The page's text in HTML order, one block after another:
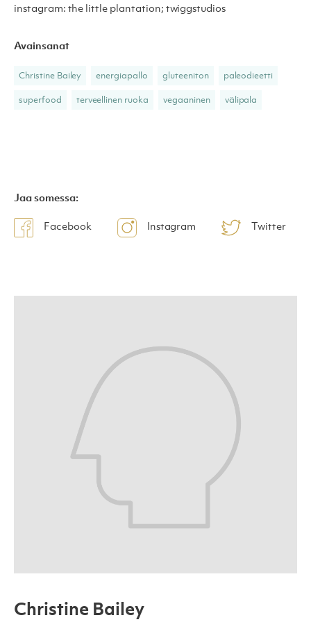
Jaa somessa:
Facebook Instagram Twitter
instagram: the little plantation; twiggstudios
Avainsanat
Christine Bailey energiapallo gluteeniton paleodieetti
superfood terveellinen ruoka vegaaninen välipala
Christine Bailey